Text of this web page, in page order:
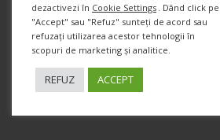
Info Contact
Str. Semenic, Nr.1, Ap.5, Timisoara.
Telefon:(+4) 0747 066 701
dezactivezi în Cookie Settings . Dând click pe
"Accept" sau "Refuz" sunteți de acord sau
refuzați utilizarea acestor tehnologii în
scopuri de marketing și analitice.
REFUZ ACCEPT